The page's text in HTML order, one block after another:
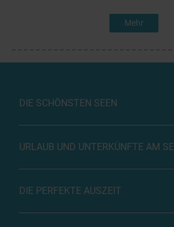
Mehr
DIE SCHÖNSTEN SEEN
URLAUB UND UNTERKÜNFTE AM
DIE PERFEKTE AUSZEIT